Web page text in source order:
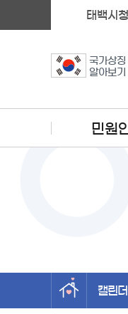
국가상징
알아보기
태백시청
민원
캘린더